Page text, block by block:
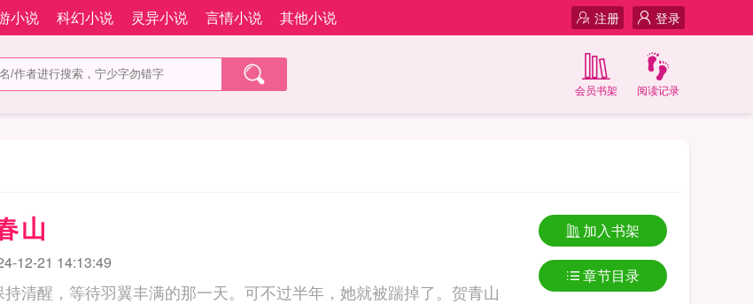
小说 科幻小说 灵异小说 言情小说 其他小说 登录
注册
阅读记录
会员书架
山
12-21 14:13:49
清醒，等待羽翼丰满的那一天。可不过半年，她就被踹掉了。贺青山
加入书架
章节目录